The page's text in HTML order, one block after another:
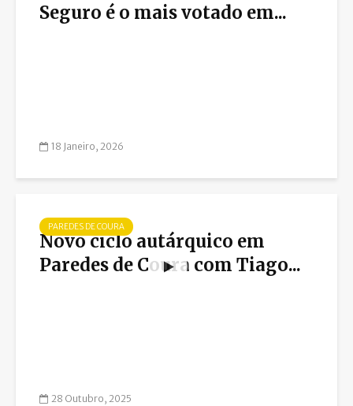
Seguro é o mais votado em...
18 Janeiro, 2026
PAREDES DE COURA
Novo ciclo autárquico em
Paredes de Coura com Tiago...
28 Outubro, 2025